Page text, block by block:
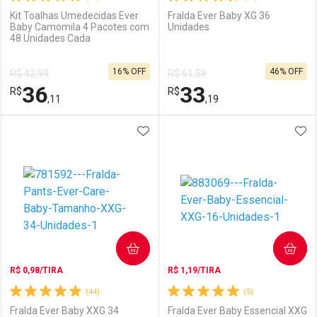
Comprar sem Desconto
Por R$ 70,12/cada
Comprar sem Desconto
Por R$ 70,12/cada
Comprar sem Desconto
Por R$ 15,99/cada
Comprar sem Desconto
Por R$ 15,99/cada
Kit Toalhas Umedecidas Ever
Baby Camomila 4 Pacotes com
48 Unidades Cada
R$ 42,99
R$36,11
16% OFF
Laboratório
Por Menos
Fralda Ever Baby XG 36
Unidades
R$ 61,59
R$33,19
46% OFF
Laboratório
Por Menos
(44)
R$ 0,98/TIRA
Fralda Ever Baby XXG 34
ADICIONAR AOS FAVORITOS
COMPRAR
(5)
R$ 1,19/TIRA
Fralda Ever Baby Essencial XXG
COMPRAR